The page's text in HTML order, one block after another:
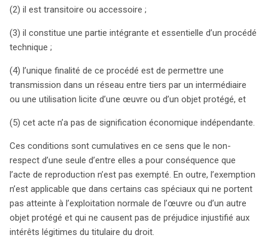
(2) il est transitoire ou accessoire ;
(3) il constitue une partie intégrante et essentielle d’un procédé
technique ;
(4) l’unique finalité de ce procédé est de permettre une
transmission dans un réseau entre tiers par un intermédiaire
ou une utilisation licite d’une œuvre ou d’un objet protégé, et
(5) cet acte n’a pas de signification économique indépendante.
Ces conditions sont cumulatives en ce sens que le non-
respect d’une seule d’entre elles a pour conséquence que
l’acte de reproduction n’est pas exempté. En outre, l’exemption
n’est applicable que dans certains cas spéciaux qui ne portent
pas atteinte à l’exploitation normale de l’œuvre ou d’un autre
objet protégé et qui ne causent pas de préjudice injustifié aux
intérêts légitimes du titulaire du droit.